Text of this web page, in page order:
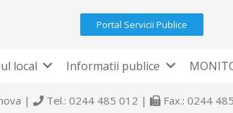
Portal Servicii Publice
local Informatii publice
| Tel.: 0244 485 012 | Fax.: 0244